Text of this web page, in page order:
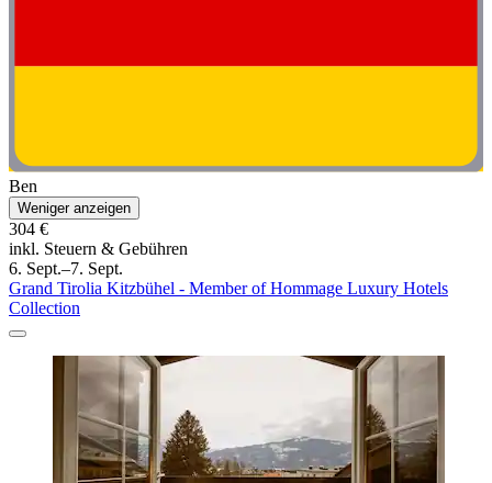
Ben
Weniger anzeigen
304 €
inkl. Steuern & Gebühren
6. Sept.–7. Sept.
Grand Tirolia Kitzbühel - Member of Hommage Luxury Hotels
Collection